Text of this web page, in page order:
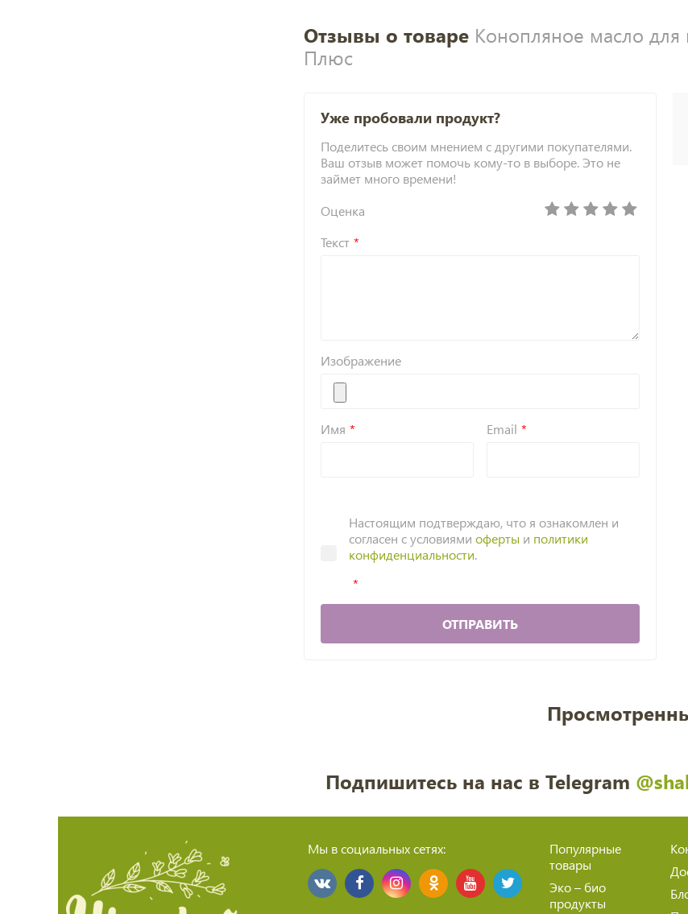
Отзывы о товаре Конопляное масло
Плюс
Уже пробовали продукт?
Поделитесь своим мнением с другими покупателями.
Ваш отзыв может помочь кому-то в выборе. Это не
займет много времени!
Оценка
Текст
Изображение
Имя Email
Настоящим подтверждаю, что я ознакомлен и
согласен с условиями оферты и политики
конфиденциальности.
ОТПРАВИТЬ
Подпишитесь на нас в Telegram
Мы в социальных сетях:
Популярные
товары
Эко – био
продукты